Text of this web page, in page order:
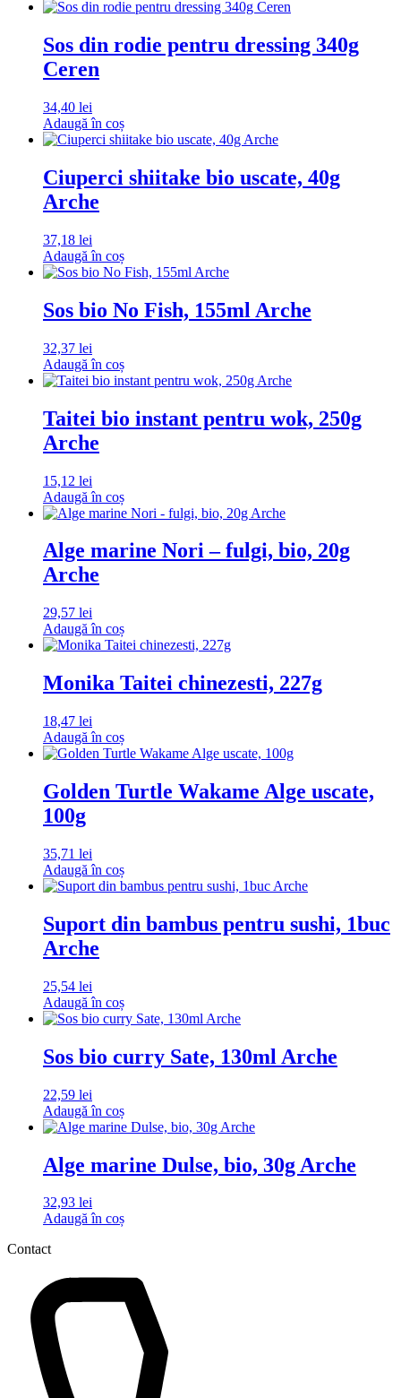
Sos din rodie pentru dressing 340g
Ceren
34,40 lei
Adaugă în coș
Ciuperci shiitake bio uscate, 40g
Arche
37,18 lei
Adaugă în coș
Sos bio No Fish, 155ml Arche
32,37 lei
Adaugă în coș
Taitei bio instant pentru wok, 250g
Arche
15,12 lei
Adaugă în coș
Alge marine Nori – fulgi, bio, 20g
Arche
29,57 lei
Adaugă în coș
Monika Taitei chinezesti, 227g
18,47 lei
Adaugă în coș
Golden Turtle Wakame Alge uscate,
100g
35,71 lei
Adaugă în coș
Suport din bambus pentru sushi, 1buc
Arche
25,54 lei
Adaugă în coș
Sos bio curry Sate, 130ml Arche
22,59 lei
Adaugă în coș
Alge marine Dulse, bio, 30g Arche
32,93 lei
Adaugă în coș
Contact